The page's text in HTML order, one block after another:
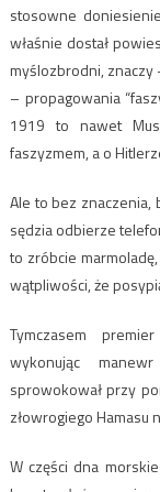
stosowne
właśnie dostał
myślozbrodni, znaczy
– propagowania
1919 to nawet
faszyzmem, a o
Ale to bez znaczenia,
sędzia odbierze
to zróbcie
wątpliwości, że
Tymczasem
wykonując
sprowokował przy
złowrogiego Hamasu
W części dna